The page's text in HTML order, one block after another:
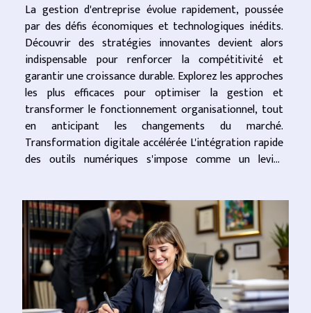
La gestion d'entreprise évolue rapidement, poussée
par des défis économiques et technologiques inédits.
Découvrir des stratégies innovantes devient alors
indispensable pour renforcer la compétitivité et
garantir une croissance durable. Explorez les approches
les plus efficaces pour optimiser la gestion et
transformer le fonctionnement organisationnel, tout
en anticipant les changements du marché.
Transformation digitale accélérée L'intégration rapide
des outils numériques s'impose comme un levier